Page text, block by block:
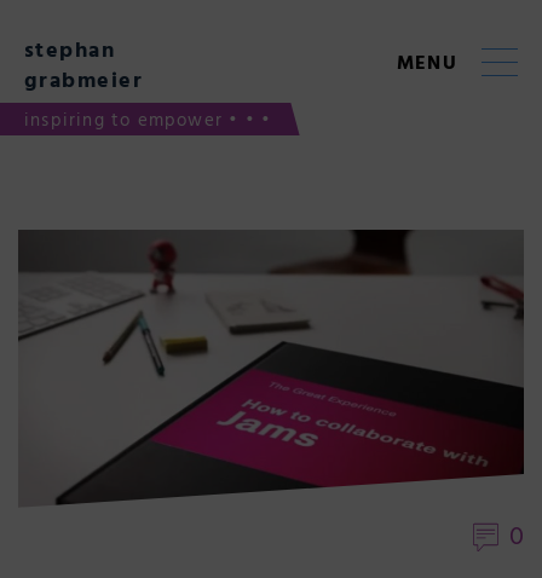
content
stephan
grabmeier
inspiring to empower • • •
MENU
0